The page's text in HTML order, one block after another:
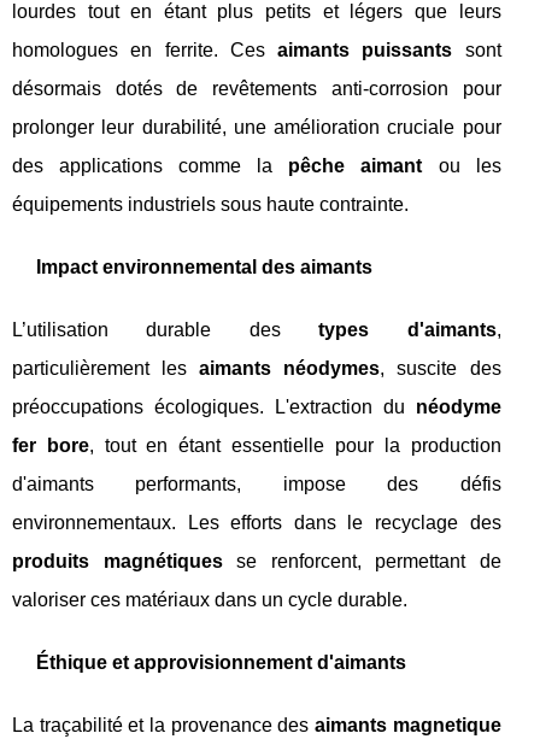
lourdes tout en étant plus petits et légers que leurs
homologues en ferrite. Cesaimants puissants sont
désormais dotés de revêtements anti-corrosion pour
prolonger leur durabilité, une amélioration cruciale pour
des applications comme la pêche aimant ou les
équipements industriels sous haute contrainte.
Impact environnemental des aimants
L’utilisation durable destypes d'aimants,
particulièrement lesaimants néodymes, suscite des
préoccupations écologiques. L'extraction du néodyme
fer bore, tout en étant essentielle pour la production
d'aimants performants, impose des défis
environnementaux. Les efforts dans le recyclage des
produits magnétiquesse renforcent, permettant de
valoriser ces matériaux dans un cycle durable.
Éthique et approvisionnement d'aimants
La traçabilité et la provenance des aimants magnetique